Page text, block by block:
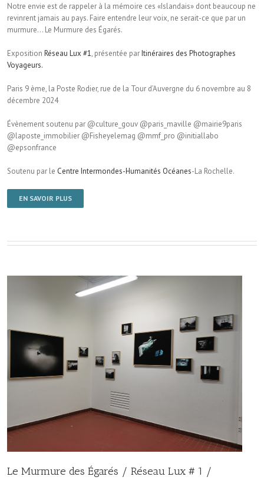
Notre envie est de rappeler à la mémoire ces «Islandais» dont beaucoup ne
revinrent jamais au pays. Faire entendre leur voix, ne serait-ce que par un
murmure… Le Murmure des Égarés.
Exposition Réseau Lux #1, présentée parItinéraires des Photographes
Voyageurs.
Paris 9 ème, la Poste Rodier, rue de la Tour d’Auvergne du 6 novembre au 8
décembre 2024
Évènement soutenu par @culture_gouv @paris_maville @mairie9paris
@laposte_immobilier @Fisheyelemag @mmf_pro @initiallabo
@epsonfrance
Soutenu par le Centre Intermondes-Humanités Océanes-La Rochelle.
EN SAVOIR PLUS
Le Murmure des Égarés / Réseau Lux # 1 /